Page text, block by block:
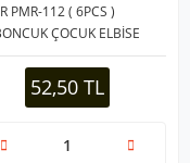
PMR-112 ( 6PCS )
ÇOCUK ELBİSE
52,50 TL